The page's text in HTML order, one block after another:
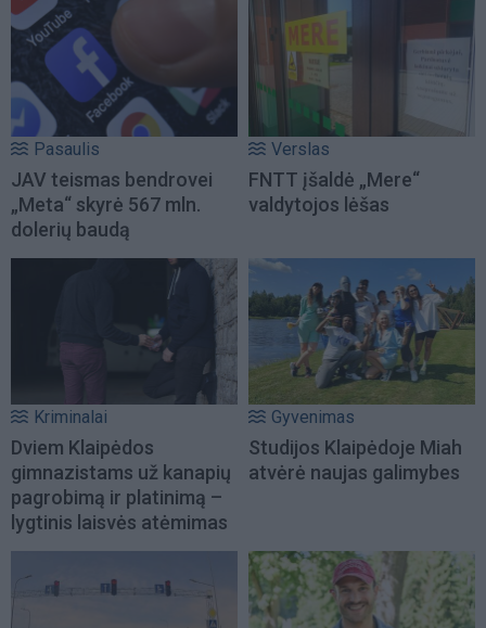
Pasaulis
JAV teismas bendrovei
„Meta“ skyrė 567 mln.
dolerių baudą
Verslas
FNTT įšaldė „Mere“
valdytojos lėšas
Kriminalai
Dviem Klaipėdos
gimnazistams už kanapių
pagrobimą ir platinimą –
lygtinis laisvės atėmimas
Gyvenimas
Studijos Klaipėdoje Miah
atvėrė naujas galimybes